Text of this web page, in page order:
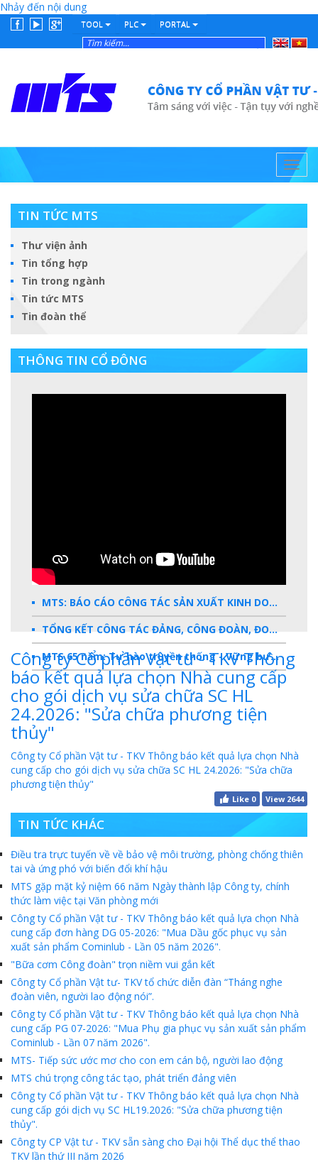
Nhảy đến nội dung
PORTAL
PLC
TOOL
English Tiếng
Việt
TIN TỨC MTS
Thư viện ảnh
Tin tổng hợp
Tin trong ngành
Tin tức MTS
Tin đoàn thể
THÔNG TIN CỔ ĐÔNG
MTS: BÁO CÁO CÔNG TÁC SẢN XUẤT KINH DOANH 2025
TỔNG KẾT CÔNG TÁC ĐẢNG, CÔNG ĐOÀN, ĐOÀN THANH NIÊN 2025
MTS 65 năm: Tự hào truyền thống - Vững bước Tương lai
Dấu ấn MTS 2024
Báo cáo tổng kết hoạt động SXKD năm 2023
10 sự kiện tiêu biểu năm 2023
MTS -10 sự kiện nổi bật năm 2022
Bản tin số 358- Vinacomin news
TKV đẩy mạnh lộ trình tái cơ cấu
MTS - GIỚI THIỆU SẢN PHẨM COMINLUB HFS
MTS - ĐẢM BẢO CHẤT LƯỢNG VẬT TƯ NGÀNH MỎ
Video quy trình Bỏ phiếu Bầu cử sắp tới
MTS: KHÁNH THÀNH CỬA HÀNG XĂNG DẦU CẨM PHẢ
MTS: 5 NĂM - TỪ ĐẠI HỘI ĐẾN ĐẠI HỘI
Cách phòng chống covid-19 tại nơi làm việc
Sản phẩm dầu nhờn của Công ty CP Vật tư tạo ấn tượng tốt tại Lễ tổng kết
Công ty Cổ phần Vật tư - TKV Thông
báo kết quả lựa chọn Nhà cung cấp
cho gói dịch vụ sửa chữa SC HL
24.2026: "Sửa chữa phương tiện
thủy"
Công ty Cổ phần Vật tư - TKV Thông báo kết quả lựa chọn Nhà
cung cấp cho gói dịch vụ sửa chữa SC HL 24.2026: "Sửa chữa
phương tiện thủy"
Like 0 View 2644
TIN TỨC KHÁC
Điều tra trực tuyến về về bảo vệ môi trường, phòng chống thiên
tai và ứng phó với biến đổi khí hậu
MTS gặp mặt kỷ niệm 66 năm Ngày thành lập Công ty, chính
thức làm việc tại Văn phòng mới
Công ty Cổ phần Vật tư - TKV Thông báo kết quả lựa chọn Nhà
cung cấp đơn hàng DG 05-2026: "Mua Dầu gốc phục vụ sản
xuất sản phẩm Cominlub - Lần 05 năm 2026".
"Bữa cơm Công đoàn" trọn niềm vui gắn kết
Công ty Cổ phần Vật tư- TKV tổ chức diễn đàn “Tháng nghe
đoàn viên, người lao động nói”.
Công ty Cổ phần Vật tư - TKV Thông báo kết quả lựa chọn Nhà
cung cấp PG 07-2026: "Mua Phụ gia phục vụ sản xuất sản phẩm
Cominlub - Lần 07 năm 2026".
MTS- Tiếp sức ước mơ cho con em cán bộ, người lao động
MTS chú trọng công tác tạo, phát triển đảng viên
Công ty Cổ phần Vật tư - TKV Thông báo kết quả lựa chọn Nhà
cung cấp gói dịch vụ SC HL19.2026: "Sửa chữa phương tiện
thủy".
Công ty CP Vật tư - TKV sẵn sàng cho Đại hội Thể dục thể thao
TKV lần thứ III năm 2026